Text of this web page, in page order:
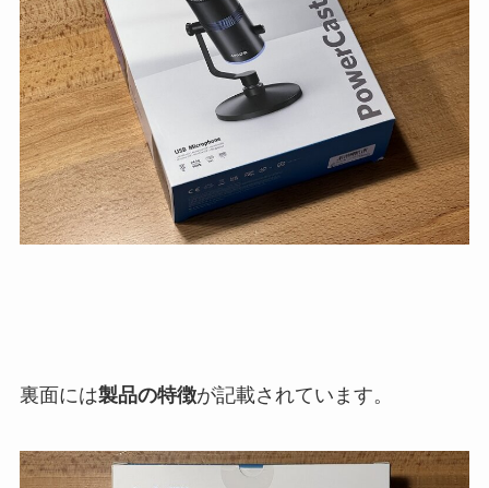
裏面には製品の特徴が記載されています。